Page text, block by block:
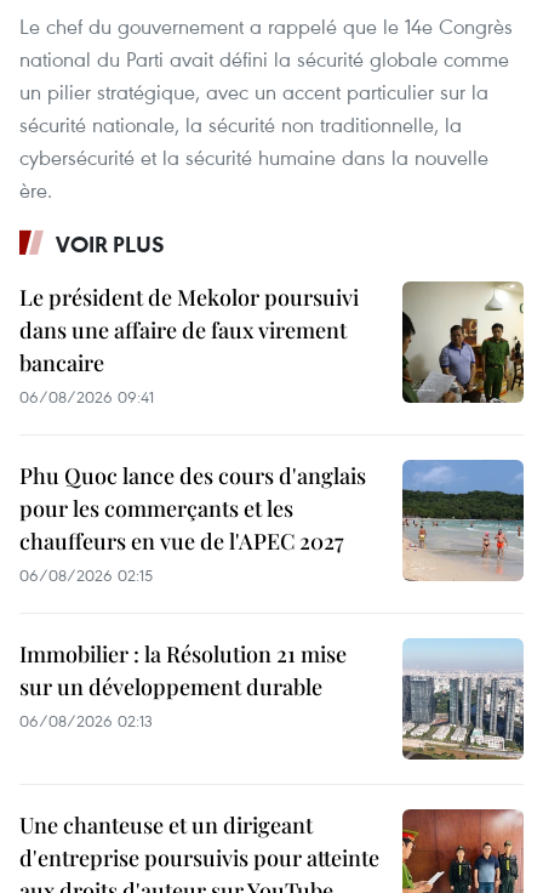
Le chef du gouvernement a rappelé que le 14e Congrès
national du Parti avait défini la sécurité globale comme
un pilier stratégique, avec un accent particulier sur la
sécurité nationale, la sécurité non traditionnelle, la
cybersécurité et la sécurité humaine dans la nouvelle
ère.
VOIR PLUS
Le président de Mekolor poursuivi
dans une affaire de faux virement
bancaire
06/08/2026 09:41
Phu Quoc lance des cours d'anglais
pour les commerçants et les
chauffeurs en vue de l'APEC 2027
06/08/2026 02:15
Immobilier : la Résolution 21 mise
sur un développement durable
06/08/2026 02:13
Une chanteuse et un dirigeant
d'entreprise poursuivis pour atteinte